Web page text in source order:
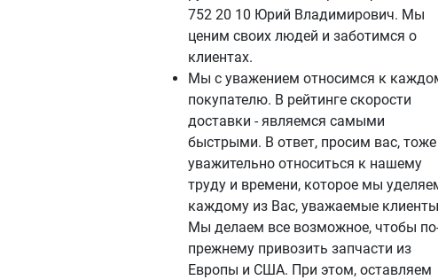
752 20 10 Юрий Владимирович. Мы
ценим своих людей и заботимся о
клиентах.
Мы с уважением относимся к
покупателю. В рейтинге скорости
доставки - являемся самыми
быстрыми. В ответ, просим вас, тоже
уважительно относиться к нашему
труду и времени, которое мы
каждому из Вас, уважаемые
Мы делаем все возможное, чтобы
прежнему привозить запчасти из
Европы и США. При этом, оставляем